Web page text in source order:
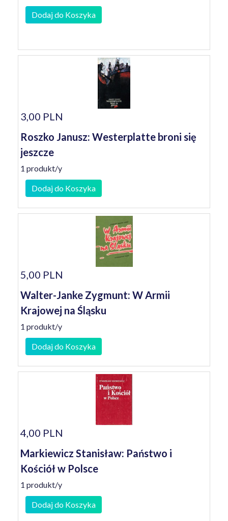
Dodaj do Koszyka
3,00 PLN
Roszko Janusz: Westerplatte broni się
jeszcze
1 produkt/y
Dodaj do Koszyka
5,00 PLN
Walter-Janke Zygmunt: W Armii
Krajowej na Śląsku
1 produkt/y
Dodaj do Koszyka
4,00 PLN
Markiewicz Stanisław: Państwo i
Kościół w Polsce
1 produkt/y
Dodaj do Koszyka